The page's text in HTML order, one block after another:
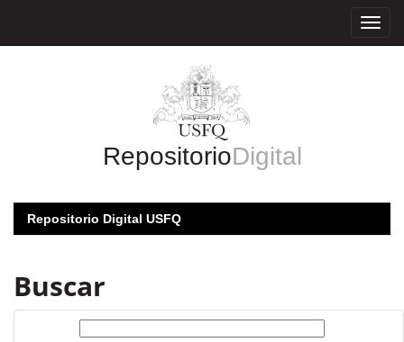
RepositorioDigital
Repositorio Digital USFQ
Buscar